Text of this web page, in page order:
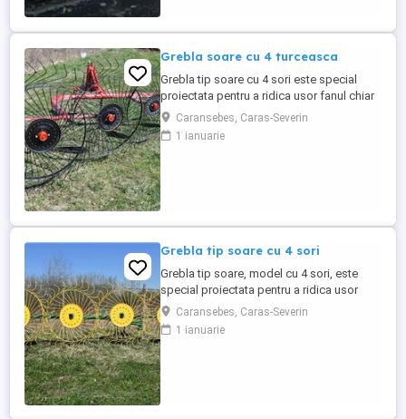
Grebla soare cu 4 turceasca
Grebla tip soare cu 4 sori este special
proiectata pentru a ridica usor fanul chiar
de pe un teren accidentat.De asemenea
aceasta grebla poate fi utilizata pentru
adunat,rasfirat sau intors fanul. Transport
Caransebes, Caras-Severin
1 ianuarie
Grebla tip soare cu 4 sori
Grebla tip soare, model cu 4 sori, este
special proiectata pentru a ridica usor
fanul chiar de pe un teren accidentat. De
asemenea aceasta grebla poate fi utilizata
pentru adunat,rasfirat sau intors fanul. La
Caransebes, Caras-Severin
1 ianuarie